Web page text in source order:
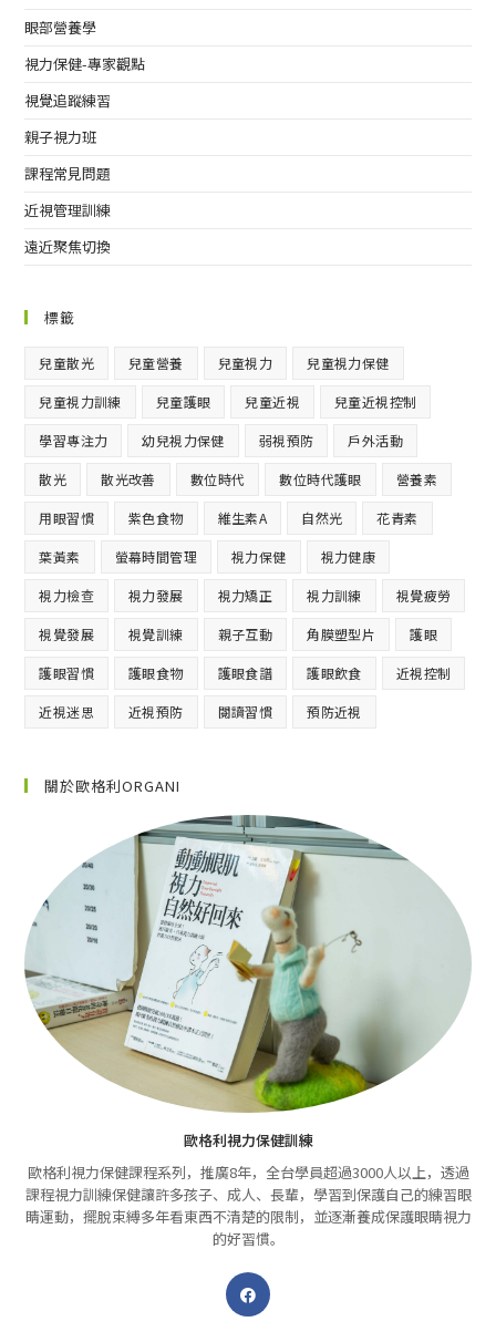
眼部營養學
視力保健-專家觀點
視覺追蹤練習
親子視力班
課程常見問題
近視管理訓練
遠近聚焦切換
標籤
兒童散光 兒童營養 兒童視力 兒童視力保健
兒童視力訓練 兒童護眼 兒童近視 兒童近視控制
學習專注力 幼兒視力保健 弱視預防 戶外活動
散光 散光改善 數位時代 數位時代護眼 營養素
用眼習慣 紫色食物 維生素A 自然光 花青素
葉黃素 螢幕時間管理 視力保健 視力健康
視力檢查 視力發展 視力矯正 視力訓練 視覺疲勞
視覺發展 視覺訓練 親子互動 角膜塑型片 護眼
護眼習慣 護眼食物 護眼食譜 護眼飲食 近視控制
近視迷思 近視預防 閱讀習慣 預防近視
關於歐格利ORGANI
歐格利視力保健訓練
歐格利視力保健課程系列，推廣8年，全台學員超過3000人以上，透過
課程視力訓練保健讓許多孩子、成人、長輩，學習到保護自己的練習眼
睛運動，擺脫束縛多年看東西不清楚的限制，並逐漸養成保護眼睛視力
的好習慣。